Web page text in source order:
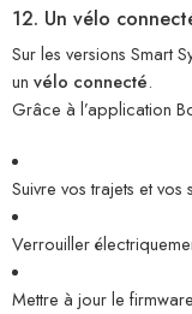
12. Un vélo
Sur les versions Smart
un vélo connecté.
Grâce à l’application
Suivre vos trajets et vos
Verrouiller
Mettre à jour le